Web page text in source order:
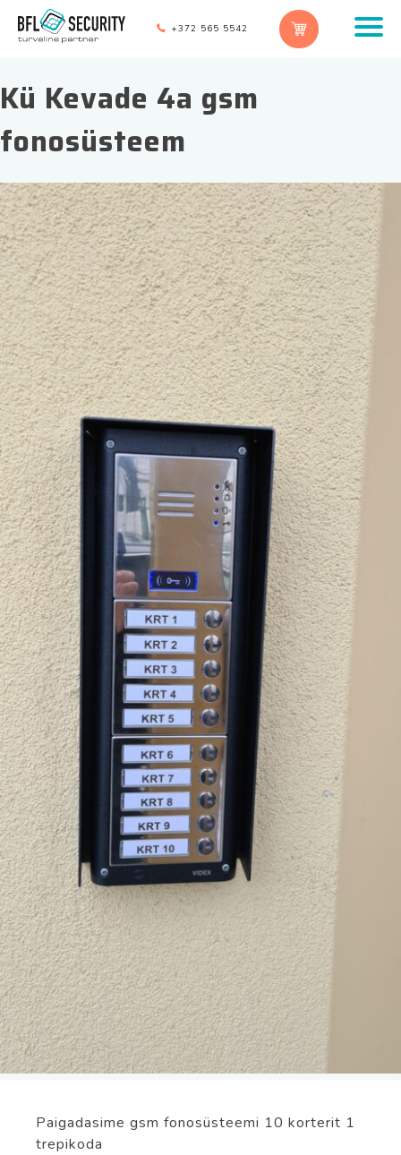
+372 565 5542
Kü Kevade 4a gsm
fonosüsteem
Paigadasime gsm fonosüsteemi 10 korterit 1
trepikoda